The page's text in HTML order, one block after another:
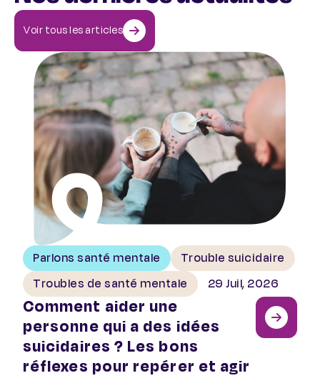
Voir tous les articles
Parlons santé mentale
Trouble suicidaire
Troubles de santé mentale
29 Juil, 2026
Comment aider une
personne qui a des idées
suicidaires ? Les bons
réflexes pour repérer et agir
Comment aider une personne qui a des idées